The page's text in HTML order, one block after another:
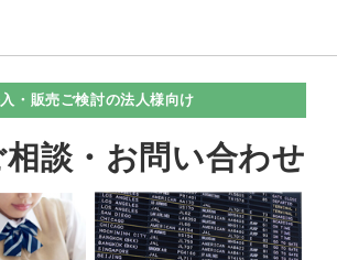
・販売ご検討の法人様向け
談・お問い合わせ